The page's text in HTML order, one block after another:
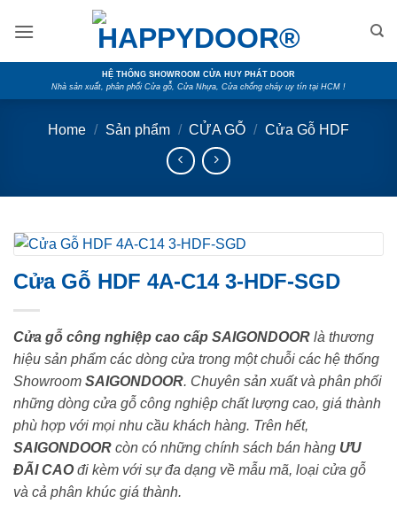
HỆ THỐNG SHOWROOM CỬA HUY PHÁT DOOR
Nhà sản xuất, phân phối Cửa gỗ, Cửa Nhựa, Cửa chống cháy uy tín tại HCM !
Home / Sản phẩm / CỬA GỖ / Cửa Gỗ HDF
Cửa Gỗ HDF 4A-C14 3-HDF-SGD
Cửa gỗ công nghiệp cao cấp SAIGONDOOR là thương
hiệu sản phẩm các dòng cửa trong một chuỗi các hệ thống
Showroom SAIGONDOOR. Chuyên sản xuất và phân phối
những dòng cửa gỗ công nghiệp chất lượng cao, giá thành
phù hợp với mọi nhu cầu khách hàng. Trên hết,
SAIGONDOOR còn có những chính sách bán hàng ƯU
ĐÃI CAOđi kèm với sự đa dạng về mẫu mã, loại cửa gỗ
và cả phân khúc giá thành.